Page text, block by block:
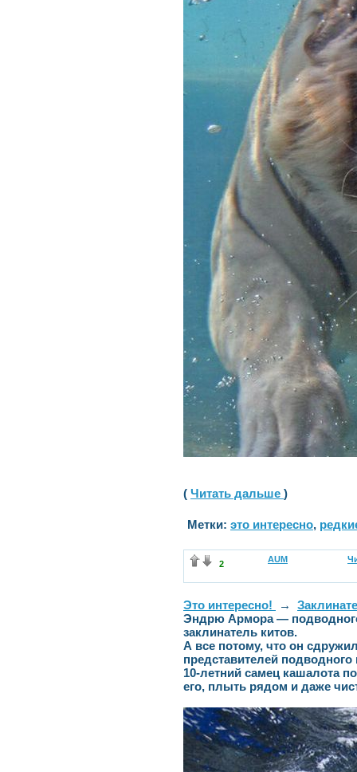
( Читать дальше )
Метки: это интересно,
2 AUM
Это интересно! →
Эндрю Армора —
заклинатель китов.
А все потому, что он
представителей
10-летний самец кашалота
его, плыть рядом и даже